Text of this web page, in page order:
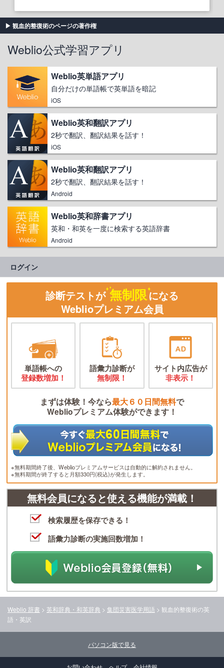
観血的整復術のページの著作権
Weblio公式学習アプリ
Weblio英単語アプリ
自分だけの単語帳で英単語を暗記
iOS
Weblio英和翻訳アプリ
2秒で翻訳、翻訳結果を話す！
iOS
Weblio英和翻訳アプリ
2秒で翻訳、翻訳結果を話す！
Android
Weblio英和辞書アプリ
英和・和英を一度に検索する英語辞書
Android
ログイン
診断テストが 無制限になる
Weblioプレミアム会員
単語帳への
登録数増加！
語彙力診断が
無制限！
サイト内広告が
非表示！
まずは体験！今なら最大６０日間無料で
Weblioプレミアム体験ができます！
※無料期間終了後、Weblioプレミアムサービスは自動的に解約されません。
※無料期間が終了すると月額330円(税込)が発生します。
無料会員になると使える機能が満載！
検索履歴を保存できる！
語彙力診断の実施回数増加！
Weblio 辞書 > 英和辞典・和英辞典 > 集団災害医学用語 > 観血的整復術の英
語・英訳
パソコン版で見る